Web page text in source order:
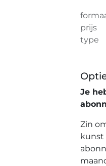
prijs
type
Je
Zin
kunst